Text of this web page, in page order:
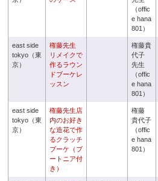
（offic
e hana
801）
east side
tokyo（東
京）
権藤先生
リメイクで
作るラウン
ドブーケレ
ッスン
権藤貴
代子
先生
（offic
e hana
801）
east side
tokyo（東
京）
権藤先生店
内のお好き
な造花で作
るクラッチ
ブーケ（ブ
ートニア付
き）
権藤
貴代子
（offic
e hana
801）